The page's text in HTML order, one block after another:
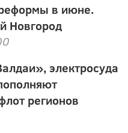
в июне.
Новгород
электросуда
регионов